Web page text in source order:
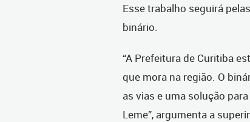
Esse trabalho seguirá
binário.
“A Prefeitura de Curitiba
que mora na região. O
as vias e uma solução
Leme”, argumenta a